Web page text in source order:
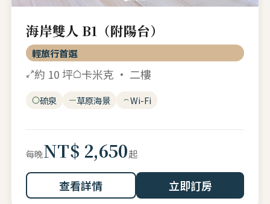
海岸雙人 B1（附陽台）
輕旅行首選
約 10 坪 卡米克 · 二樓
硫泉 草原海景 Wi-Fi
每晚NT$ 2,650起
查看詳情 立即訂房